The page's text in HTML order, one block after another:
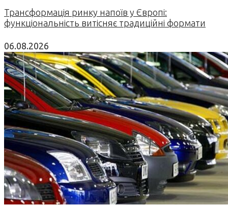
Трансформація ринку напоїв у Європі:
функціональність витісняє традиційні формати
06.08.2026